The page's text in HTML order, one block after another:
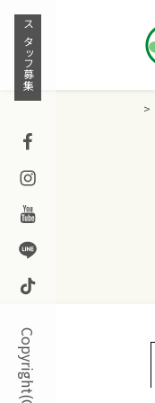
Skip
content
スタッフ募集
Facebook
Instagram
Youtube
Line
TikTok